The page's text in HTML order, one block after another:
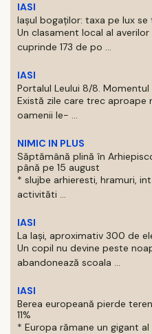
IASI
Iașul bogaților: taxa pe lux
Un clasament local al
cuprinde 173 de po ...
IASI
Portalul Leului 8/8.
Există zile care trec aproape
oamenii le- ...
NIMIC IN PLUS
Săptămână plină în
până pe 15 august
* slujbe arhieresti, hramuri,
activităti ...
IASI
La Iași, aproximativ 300 de
Un copil nu devine peste
abandonează scoala ...
IASI
Berea europeană pierde
11%
* Europa rămane un gigant